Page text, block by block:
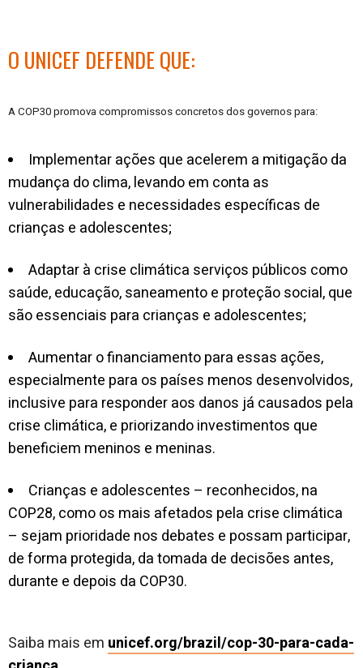
O UNICEF DEFENDE QUE:
A COP30 promova compromissos concretos dos governos para:
Implementar ações que acelerem a mitigação da
mudança do clima, levando em conta as
vulnerabilidades e necessidades específicas de
crianças e adolescentes;
Adaptar à crise climática serviços públicos como
saúde, educação, saneamento e proteção social, que
são essenciais para crianças e adolescentes;
Aumentar o financiamento para essas ações,
especialmente para os países menos desenvolvidos,
inclusive para responder aos danos já causados pela
crise climática, e priorizando investimentos que
beneficiem meninos e meninas.
Crianças e adolescentes – reconhecidos, na
COP28, como os mais afetados pela crise climática
– sejam prioridade nos debates e possam participar,
de forma protegida, da tomada de decisões antes,
durante e depois da COP30.
Saiba mais em unicef.org/brazil/cop-30-para-cada-